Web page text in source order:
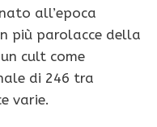
all’epoca
più parolacce della
cult come
di 246 tra
varie.